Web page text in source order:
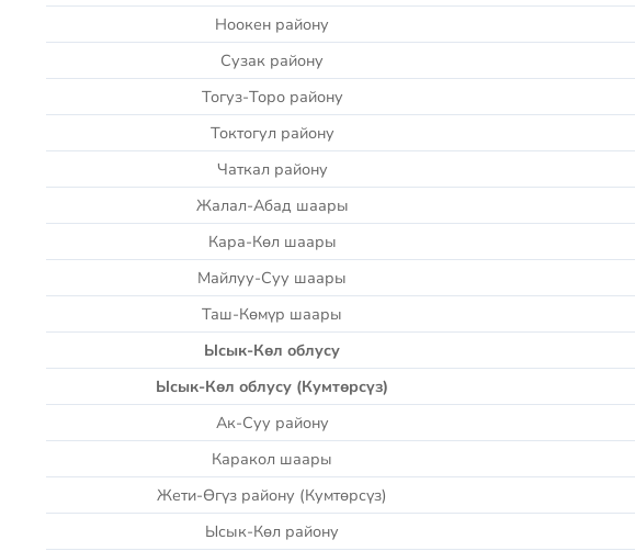
Ноокен району
Сузак району
Тогуз-Торо району
Токтогул району
Чаткал району
Жалал-Абад шаары
Кара-Көл шаары
Майлуу-Суу шаары
Таш-Көмүр шаары
Ысык-Көл облусу
Ысык-Көл облусу (Кумтөрсүз)
Ак-Суу району
Каракол шаары
Жети-Өгүз району (Кумтөрсүз)
Ысык-Көл району